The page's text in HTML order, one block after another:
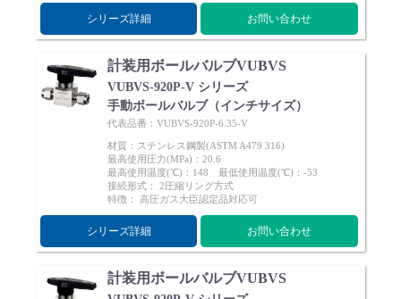
シリーズ詳細 お問い合わせ
計装用ボールバルブVUBVS
VUBVS-920P-V シリーズ
手動ボールバルブ（インチサイズ）
代表品番：VUBVS-920P-6.35-V
材質：ステンレス鋼製(ASTM A479 316)
最高使用圧力(MPa)：20.6
最高使用温度(℃)：148 最低使用温度(℃)：-53
接続形式： 2圧縮リング方式
特徴： 高圧ガス大臣認定品対応可
シリーズ詳細 お問い合わせ
計装用ボールバルブVUBVS